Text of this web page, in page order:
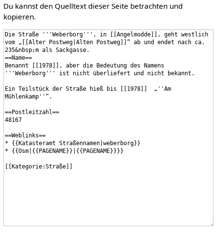
Du kannst den Quelltext dieser Seite betrachten und
kopieren.